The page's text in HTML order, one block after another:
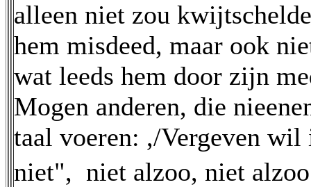
alleen niet zou
hem misdeed, maar ook
wat leeds hem door zijn
Mogen anderen, die
taal voeren: ,/Vergeven
niet",  niet alzoo, niet